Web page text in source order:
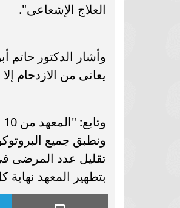
العلاج الإشعاعى".
يعانى من الازدحام
ونطبق جميع
تقليل عدد المرضى
بتطهير المعهد نهاية